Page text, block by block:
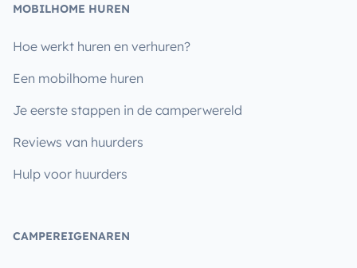
MOBILHOME HUREN
Hoe werkt huren en verhuren?
Een mobilhome huren
Je eerste stappen in de camperwereld
Reviews van huurders
Hulp voor huurders
CAMPEREIGENAREN